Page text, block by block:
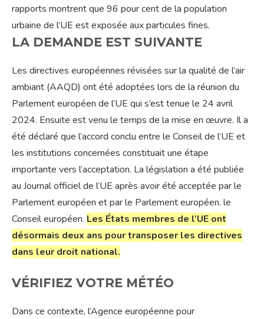
rapports montrent que 96 pour cent de la population
urbaine de l’UE est exposée aux particules fines.
LA DEMANDE EST SUIVANTE
Les directives européennes révisées sur la qualité de l’air
ambiant (AAQD) ont été adoptées lors de la réunion du
Parlement européen de l’UE qui s’est tenue le 24 avril
2024. Ensuite est venu le temps de la mise en œuvre. Il a
été déclaré que l’accord conclu entre le Conseil de l’UE et
les institutions concernées constituait une étape
importante vers l’acceptation. La législation a été publiée
au Journal officiel de l’UE après avoir été acceptée par le
Parlement européen et par le Parlement européen. le
Conseil européen. Les États membres de l’UE ont
désormais deux ans pour transposer les directives
dans leur droit national.
VÉRIFIEZ VOTRE MÉTÉO
Dans ce contexte, l’Agence européenne pour